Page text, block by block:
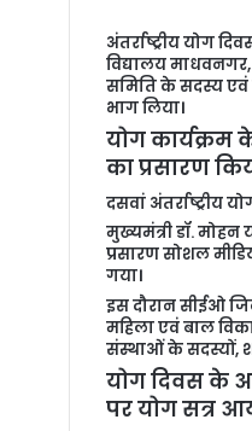
अंतर्राष्ट्रीय योग
विद्यालय
समिति के सदस्य एवं
भाग लिया।
योग कार्यक्रम
का प्रसारण
दसवां अंतर्राष्ट्रीय
मुख्यमंत्री डॉ.
प्रसारण सोशल
गया।
इस दौरान सीईओ
महिला एवं बाल
संस्थाओं के सदस्यों,
योग दिवस के
पर योग सत्र